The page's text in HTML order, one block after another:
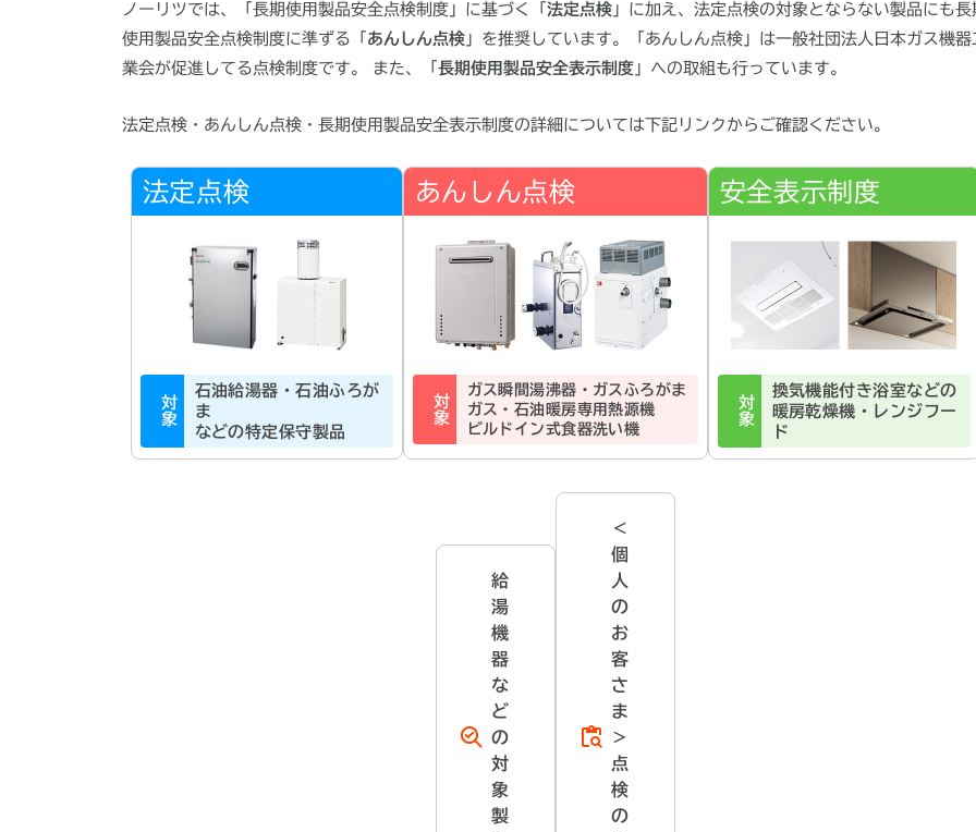
ノーリツでは、「長期使用製品安全点検制度」に基づく「 法定点検 」に加え、法定点検の対象とならない製品にも長
使用製品安全点検制度に準ずる「 あんしん点検 」を推奨しています。「あんしん点検」は一般社団法人日本ガス機器
業会が促進してる点検制度です。 また、「 長期使用製品安全表示制度 」への取組も行っています。
法定点検・あんしん点検・長期使用製品安全表示制度の詳細については下記リンクからご確認ください。
法定点検
対象
石油給湯器・石油ふろが
ま
などの特定保守製品
あんしん点検
対象
ガス瞬間湯沸器・ガスふろがま
ガス・石油暖房専用熱源機
ビルドイン式食器洗い機
安全表示制度
対象
換気機能付き浴室などの
暖房乾燥機・レンジフー
ド
給
湯
機
器
な
ど
の
対
象
製
＜
個
人
の
お
客
さ
ま
＞
点
検
の